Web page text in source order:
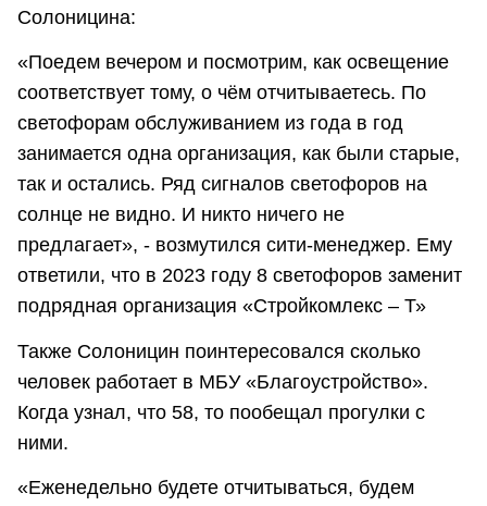
Солоницина:
«Поедем вечером и посмотрим, как освещение
соответствует тому, о чём отчитываетесь. По
светофорам обслуживанием из года в год
занимается одна организация, как были старые,
так и остались. Ряд сигналов светофоров на
солнце не видно. И никто ничего не
предлагает», - возмутился сити-менеджер. Ему
ответили, что в 2023 году 8 светофоров заменит
подрядная организация «Стройкомлекс – Т»
Также Солоницин поинтересовался сколько
человек работает в МБУ «Благоустройство».
Когда узнал, что 58, то пообещал прогулки с
ними.
«Еженедельно будете отчитываться, будем